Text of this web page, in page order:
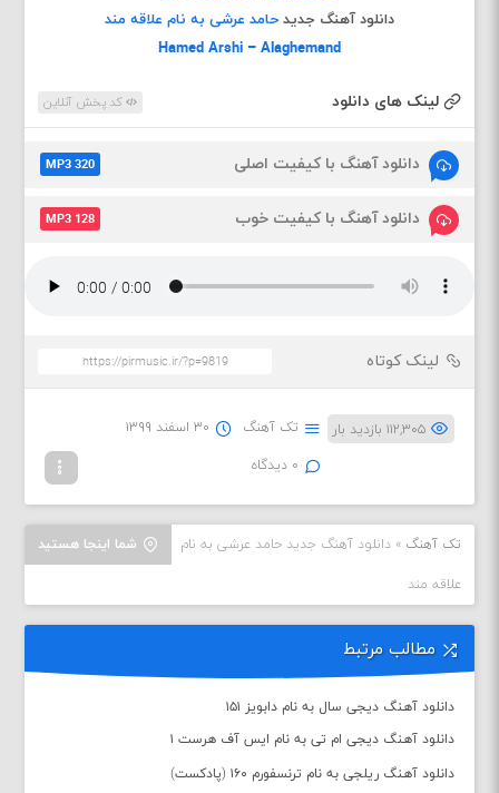
دانلود آهنگ جدید حامد عرشی به نام علاقه مند
Hamed Arshi – Alaghemand
لینک های دانلود کد پخش آنلاین
دانلود آهنگ با کیفیت اصلی MP3 320
دانلود آهنگ با کیفیت خوب MP3 128
لینک کوتاه
۱۱۲,۳۰۵ بازدید بار تک آهنگ ۳۰ اسفند ۱۳۹۹
۰ دیدگاه
شما اینجا هستید تک آهنگ »دانلود آهنگ جدید حامد عرشی به نام
علاقه مند
مطالب مرتبط
دانلود آهنگ دیجی سال به نام دابویز ۱۵۱
دانلود آهنگ دیجی ام تی به نام ایس آف هرست ۱
دانلود آهنگ ریلجی به نام ترنسفورم ۱۶۰ (پادکست)